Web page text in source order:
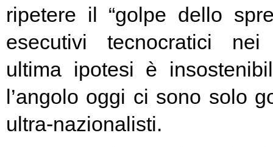
ripetere il “golpe dello
esecutivi tecnocratici
ultima ipotesi è
l’angolo oggi ci sono solo
ultra-nazionalisti.